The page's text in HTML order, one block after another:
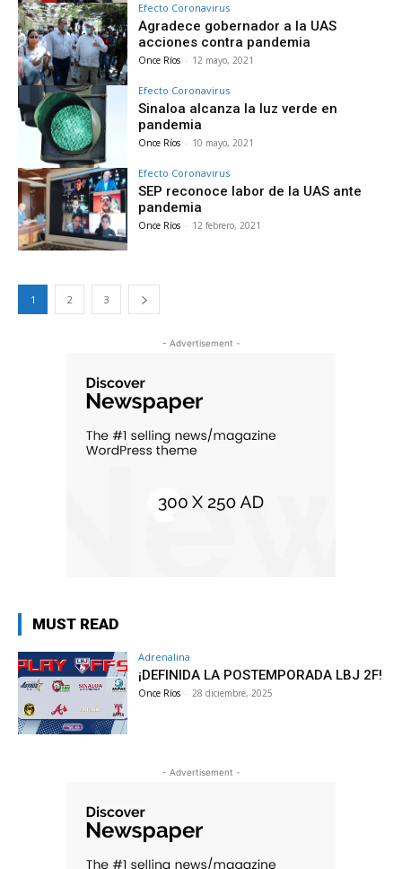
Efecto Coronavirus
Agradece gobernador a la UAS
acciones contra pandemia
Once Ríos - 12 mayo, 2021
Efecto Coronavirus
Sinaloa alcanza la luz verde en
pandemia
Once Ríos - 10 mayo, 2021
Efecto Coronavirus
SEP reconoce labor de la UAS ante
pandemia
Once Ríos - 12 febrero, 2021
1 2 3
- Advertisement -
MUST READ
Adrenalina
¡DEFINIDA LA POSTEMPORADA LBJ 2F!
Once Ríos - 28 diciembre, 2025
- Advertisement -